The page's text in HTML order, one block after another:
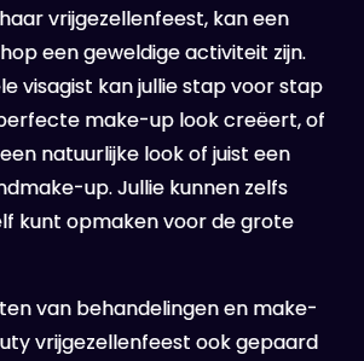
vrijgezellenfeest, kan een
een geweldige activiteit zijn.
visagist kan jullie stap voor stap
make-up look creëert, of
natuurlijke look of juist een
up. Jullie kunnen zelfs
kunt opmaken voor de grote
van behandelingen en make-
vrijgezellenfeest ook gepaard